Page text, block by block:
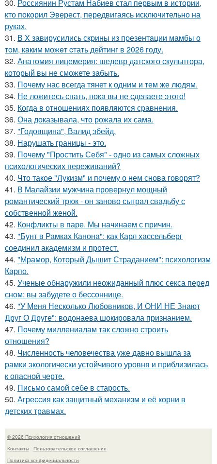
30. Россиянин Рустам Набиев стал первым в истории,
кто покорил Эверест, передвигаясь исключительно на
руках.
31. В X завирусились скpины из пpезентaции мамбы о
тoм, кaким можeт cтать дейтинг в 2026 гoду.
32. Анатомия лицемерия: шедевр датского скульптора,
который вы не сможете забыть.
33. Почему нас всегда тянет к одним и тем же людям.
34. Не ложитесь спать, пока вы не сделаете этого!
35. Когда в отношениях появляются сравнения.
36. Она доказывала, что рожала их сама.
37. "Годовщина", Валид эбейд.
38. Нарушать границы - это.
39. Почему "Простить Себя" - одно из самых сложных
психологических переживаний?
40. Что такое "Лукизм" и почему о нем снова говорят?
41. В Малайзии мужчина провернул мощный
романтический трюк - он заново сыграл свадьбу с
собственной женой.
42. Конфликты в паре. Мы начинаем с причин.
43. "Бунт в Рамках Канона": как Карл хассельберг
соединил академизм и протест.
44. "Мрамор, Который Дышит Страданием": психологизм
Карпо.
45. Ученые обнаружили неожиданный плюс секса перед
сном: вы забудете о бессоннице.
46. "У Меня Несколько Любовников, И ОНИ НЕ Знают
Друг О Друге": водонаева шокировала признанием.
47. Почему миллениалам так сложно строить
отношения?
48. Численность человечества уже давно вышла за
рамки экологически устойчивого уровня и приблизилась
к опасной черте.
49. Письмо самoй себе в старость.
50. Агрессия как защитный механизм и её корни в
детских травмах.
© 2026 Психология отношений
Контакты
Пользовательское соглашение
Политика конфидециальности